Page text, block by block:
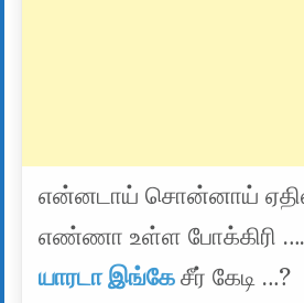
என்னடாய் சொன்னாய்
எண்ணா உள்ள போக்கிரி ….
யாரடா இங்கேசீர் கேடி …?